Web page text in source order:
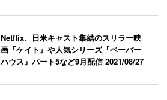
Netflix、日米キャスト集結のスリラー映
画『ケイト』や人気シリーズ『ペーパー
ハウス』パート5など9月配信2021/08/27